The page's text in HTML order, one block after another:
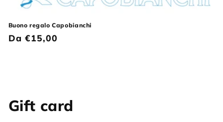
Buono regalo Capobianchi
Prezzo
Da €15,00
C
Gift card